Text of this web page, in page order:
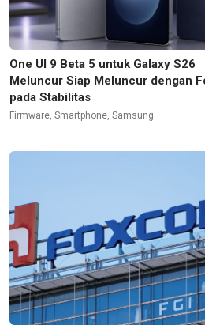
One UI 9 Beta 5 untuk Galaxy S26
Meluncur Siap Meluncur dengan
pada Stabilitas
Firmware,Smartphone,Samsung